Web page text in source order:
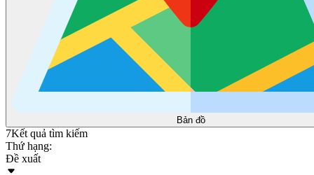
Bản đồ
7Kết quả tìm kiếm
Thứ hạng:
Đề xuất